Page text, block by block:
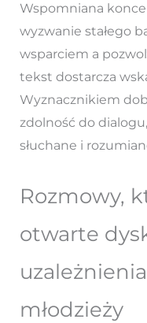
Wspomniana
wyzwanie stałego
wsparciem a
tekst dostarcza
Wyznacznikiem
zdolność do
słuchane i
Rozmowy,
otwarte
młodzieży